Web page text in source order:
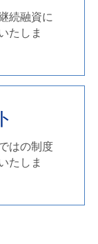
続融資に
たしま
はの制度
たしま